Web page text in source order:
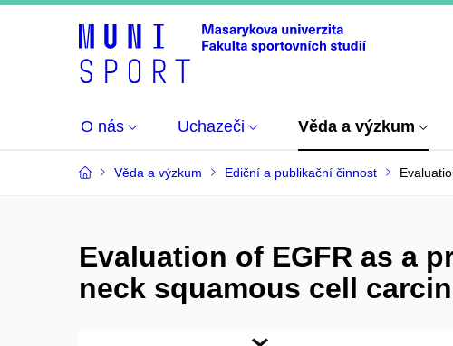
O nás Uchazeči Věda a výzkum
Věda a výzkum Ediční a publikační činnost
Evaluation of EGFR as a
neck squamous cell